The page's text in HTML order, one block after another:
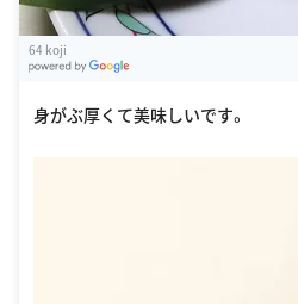
64 koji
身がぶ厚くて美味しいです。